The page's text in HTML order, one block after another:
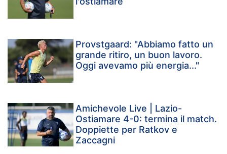
Provstgaard: "Abbiamo fatto un
grande ritiro, un buon lavoro.
Oggi avevamo più energia..."
Amichevole Live | Lazio-
Ostiamare 4-0: termina il match.
Doppiette per Ratkov e
Zaccagni